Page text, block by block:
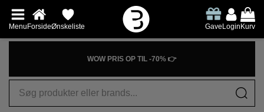
MenuForsideØnskeliste GaveLoginKurv
WOW PRIS OP TIL -70% 👉